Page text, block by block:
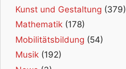
Kunst und Gestaltung (379)
Mathematik (178)
Mobilitätsbildung (54)
Musik (192)